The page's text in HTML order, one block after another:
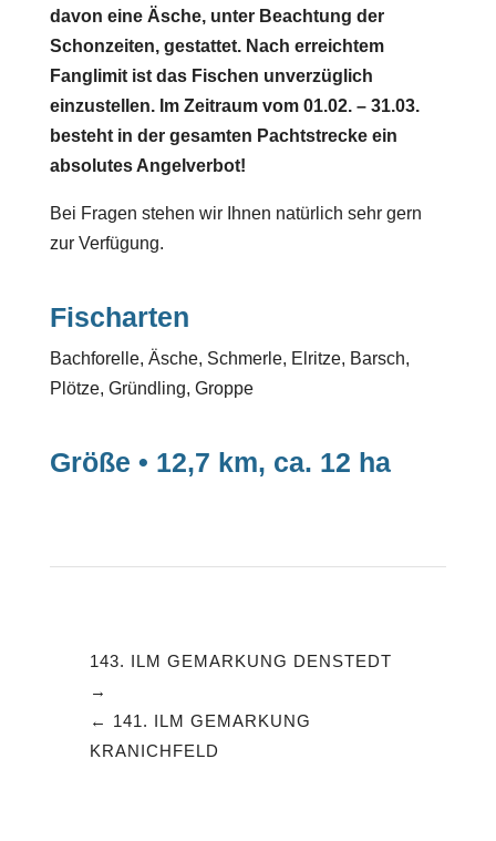
davon eine Äsche, unter Beachtung der
Schonzeiten, gestattet. Nach erreichtem
Fanglimit ist das Fischen unverzüglich
einzustellen. Im Zeitraum vom 01.02. – 31.03.
besteht in der gesamten Pachtstrecke ein
absolutes Angelverbot!
Bei Fragen stehen wir Ihnen natürlich sehr gern
zur Verfügung.
Fischarten
Bachforelle, Äsche, Schmerle, Elritze, Barsch,
Plötze, Gründling, Groppe
Größe • 12,7 km, ca. 12 ha
143. ILM GEMARKUNG DENSTEDT
141. ILM GEMARKUNG
KRANICHFELD